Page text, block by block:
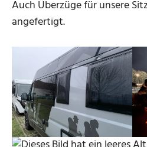
Auch Überzüge für unsere
angefertigt.